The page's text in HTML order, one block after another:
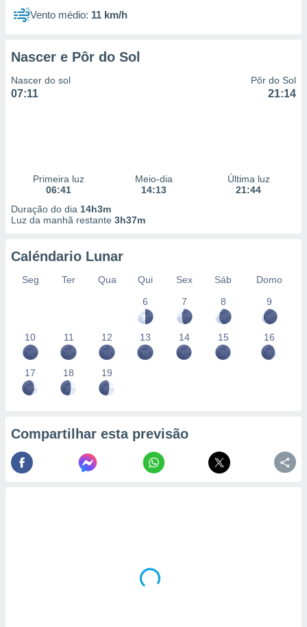
Vento médio: 11 km/h
Nascer e Pôr do Sol
Nascer do sol
07:11
Pôr do Sol
21:14
Primeira luz
06:41
Meio-dia
14:13
Última luz
21:44
Duração do dia 14h3m
Luz da manhã restante 3h37m
Caléndario Lunar
Seg Ter Qua Qui Sex Sáb
Domo
6
7 8 9
10 11 12 13 14 15 16
17 18 19
Compartilhar esta previsão